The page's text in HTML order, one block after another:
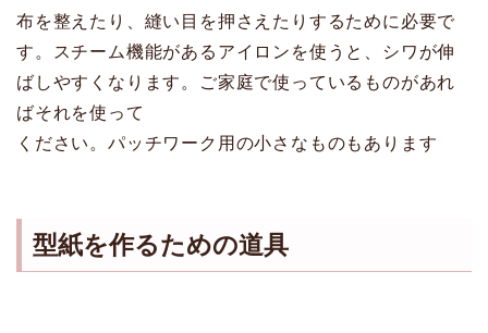
布を整えたり、縫い目を押さえたりするために必要で
す。スチーム機能があるアイロンを使うと、シワが伸
ばしやすくなります。ご家庭で使っているものがあれ
ばそれを使って
ください。パッチワーク用の小さなものもあります
型紙を作るための道具